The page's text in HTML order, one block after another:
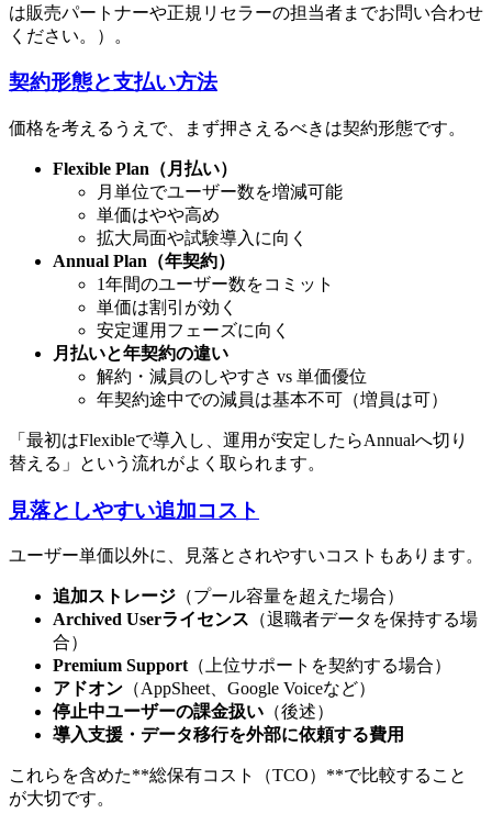
は販売パートナーや正規リセラーの担当者までお問い合わせ
ください。）。
契約形態と支払い方法
価格を考えるうえで、まず押さえるべきは契約形態です。
Flexible Plan（月払い）
月単位でユーザー数を増減可能
単価はやや高め
拡大局面や試験導入に向く
Annual Plan（年契約）
1年間のユーザー数をコミット
単価は割引が効く
安定運用フェーズに向く
月払いと年契約の違い
解約・減員のしやすさ vs 単価優位
年契約途中での減員は基本不可（増員は可）
「最初はFlexibleで導入し、運用が安定したらAnnualへ切り
替える」という流れがよく取られます。
見落としやすい追加コスト
ユーザー単価以外に、見落とされやすいコストもあります。
追加ストレージ （プール容量を超えた場合）
Archived Userライセンス （退職者データを保持する場
合）
Premium Support（上位サポートを契約する場合）
アドオン （AppSheet、Google Voiceなど）
停止中ユーザーの課金扱い （後述）
導入支援・データ移行を外部に依頼する費用
これらを含めた**総保有コスト（TCO）**で比較すること
が大切です。